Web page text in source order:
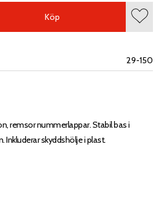
Köp
29-150
remsor nummerlappar. Stabil bas i
skyddshölje i plast.